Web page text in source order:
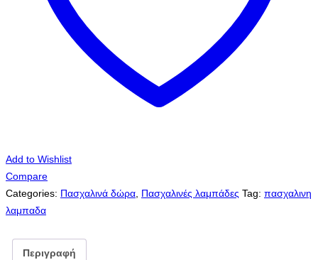
Add to Wishlist
Compare
Categories: Πασχαλινά δώρα Πασχαλινές λαμπάδες Tag: πασχαλινη
λαμπαδα
Περιγραφή